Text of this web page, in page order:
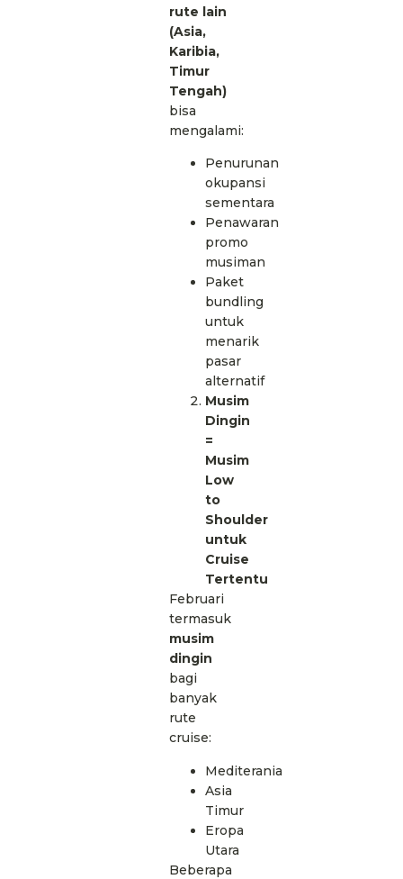
rute lain
(Asia,
Karibia,
Timur
Tengah)
bisa
mengalami:
Penurunan
okupansi
sementara
Penawaran
promo
musiman
Paket
bundling
untuk
menarik
pasar
alternatif
Musim
Dingin
=
Musim
Low
to
Shoulder
untuk
Cruise
Tertentu
Februari
termasuk
musim
dingin
bagi
banyak
rute
cruise:
Mediterania
Asia
Timur
Eropa
Utara
Beberapa